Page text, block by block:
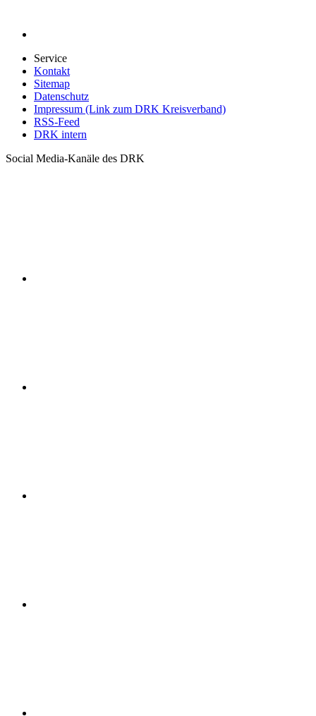
Service
Kontakt
Sitemap
Datenschutz
Impressum (Link zum DRK Kreisverband)
RSS-Feed
DRK intern
Social Media-Kanäle des DRK